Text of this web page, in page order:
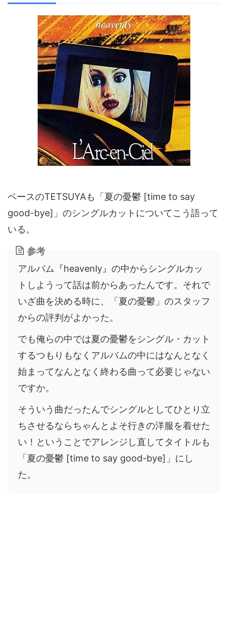
ベースのTETSUYAも「夏の憂鬱 [time to say
good-bye]」のシングルカットについてこう語って
いる。
参考
アルバム『heavenly』の中からシングルカッ
トしようって話は前からあったんです。それで
いざ曲を決める時に、「夏の憂鬱」のスタッフ
からの評判がよかった。
でも俺らの中では夏の憂鬱をシングル・カット
するつもりもなくアルバムの中にはなんとなく
始まってなんとなく終わる曲って必要じゃない
ですか。
そういう曲だったんでシングルとしてひとり立
ちさせるならちゃんとよそ行きの洋服を着せた
い！ということでアレンジし直してタイトルも
「夏の憂鬱 [time to say good-bye]」にし
た。